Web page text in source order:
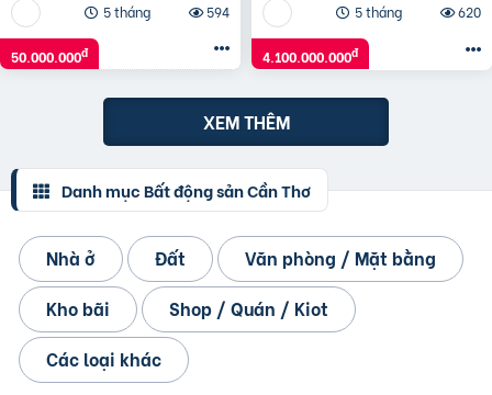
5 tháng
594
50.000.000đ
5 tháng
620
4.100.000.000đ
XEM THÊM
Danh mục Bất động sản Cần Thơ
Nhà ở Đất
Văn phòng / Mặt bằng
Kho bãi
Shop / Quán / Kiot
Các loại khác